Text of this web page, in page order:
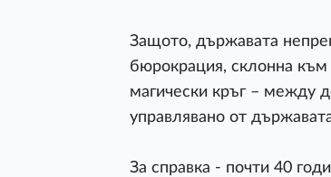
Защото, държавата
бюрокрация, склонна към
магически кръг – между
управлявано от
За справка - почти 40